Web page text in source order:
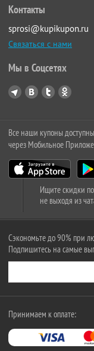
Контакты
sprosi@kupikupon.ru
Связаться с нами
Мы в Соцсетях
Все наши купоны доступны
через Мобильное
Ищите скидки
не выходя из
Сэкономьте до 90% при
Подпишитесь на самые
Принимаем к оплате: